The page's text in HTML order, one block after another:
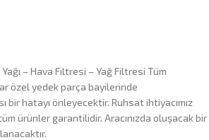
– Hava Filtresi – Yağ Filtresi Tüm
özel yedek parça bayilerinde
bir hatayı önleyecektir. Ruhsat ihtiyacımız
ürünler garantilidir. Aracınızda oluşacak bir